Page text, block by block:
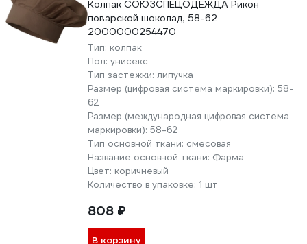
Колпак СОЮЗСПЕЦОДЕЖДА Рикон
поварской шоколад, 58-62
2000000254470
Тип: колпак
Пол: унисекс
Тип застежки: липучка
Размер (цифровая система маркировки): 58-
62
Размер (международная цифровая система
маркировки): 58-62
Тип основной ткани: смесовая
Название основной ткани: Фарма
Цвет: коричневый
Количество в упаковке: 1 шт
808 ₽
В корзину